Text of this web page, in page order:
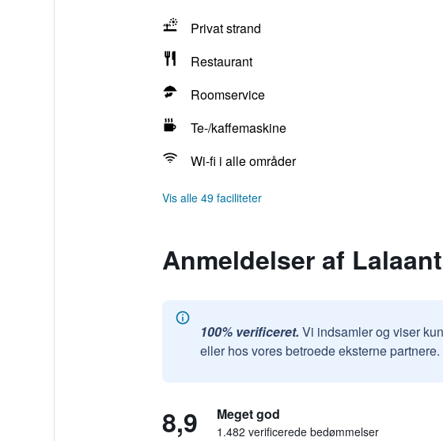
Privat strand
Restaurant
Roomservice
Te-/kaffemaskine
Wi-fi i alle områder
Vis alle 49 faciliteter
Anmeldelser af
100% verificeret. Vi indsamler og viser
eller hos vores betroede eksterne partnere.
8,9 Meget god
1.482 verificerede bedømmelser